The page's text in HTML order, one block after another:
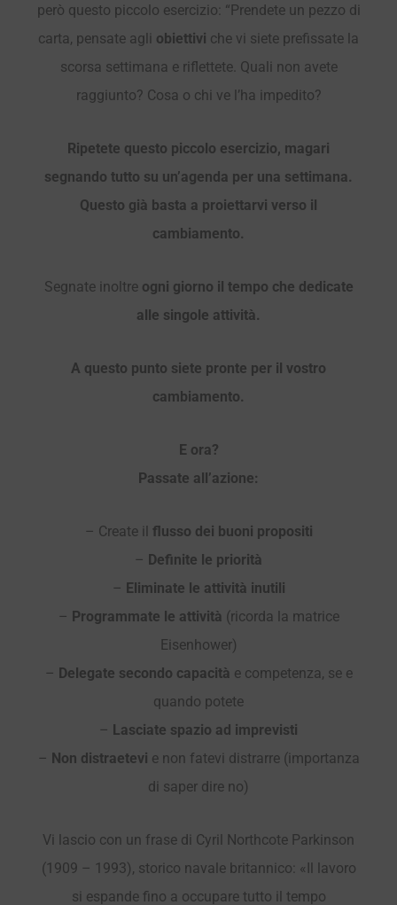
però questo piccolo esercizio: “Prendete un pezzo di
carta, pensate agli obiettivi che vi siete prefissate la
scorsa settimana e riflettete. Quali non avete
raggiunto? Cosa o chi ve l’ha impedito?
Ripetete questo piccolo esercizio, magari
segnando tutto su un’agenda per una settimana.
Questo già basta a proiettarvi verso il
cambiamento.
Segnate inoltre ogni giorno il tempo che dedicate
alle singole attività.
A questo punto siete pronte per il vostro
cambiamento.
E ora?
Passate all’azione:
– Create il flusso dei buoni propositi
– Definite le priorità
– Eliminate le attività inutili
– Programmate le attività (ricorda la matrice
Eisenhower)
– Delegate secondo capacità e competenza, se e
quando potete
– Lasciate spazio ad imprevisti
– Non distraetevi e non fatevi distrarre (importanza
di saper dire no)
Vi lascio con un frase di Cyril Northcote Parkinson
(1909 – 1993), storico navale britannico: «Il lavoro
si espande fino a occupare tutto il tempo